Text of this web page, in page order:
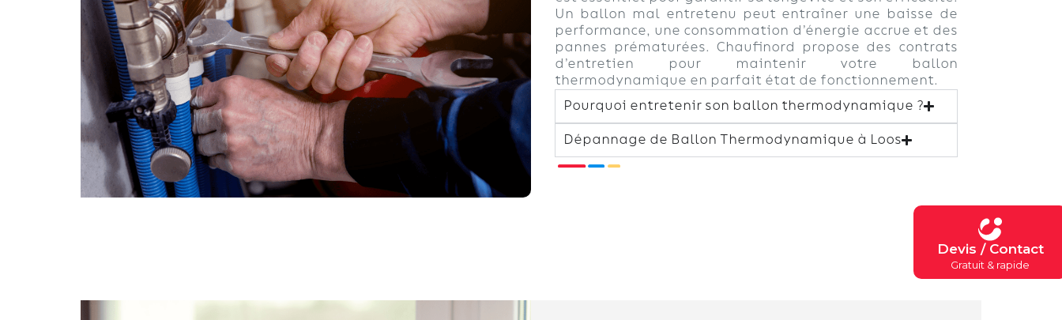
Un ballon mal entretenu peut entraîner une baisse de
performance, une consommation d’énergie accrue et des
pannes prématurées. Chaufinord propose des contrats
d’entretien pour maintenir votre ballon
thermodynamique en parfait état de fonctionnement.
Pourquoi entretenir son ballon thermodynamique ?
Dépannage de Ballon Thermodynamique à Loos
Devis / Contact
Gratuit & rapide